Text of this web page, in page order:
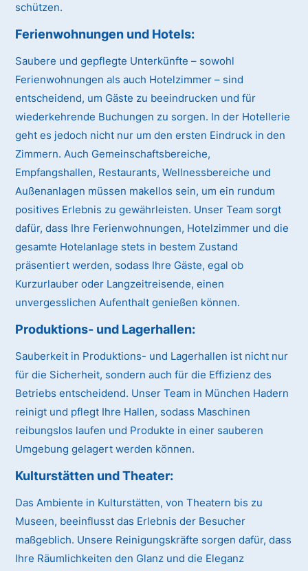
schützen.
Ferienwohnungen und Hotels:
Saubere und gepflegte Unterkünfte – sowohl
Ferienwohnungen als auch Hotelzimmer – sind
entscheidend, um Gäste zu beeindrucken und für
wiederkehrende Buchungen zu sorgen. In der Hotellerie
geht es jedoch nicht nur um den ersten Eindruck in den
Zimmern. Auch Gemeinschaftsbereiche,
Empfangshallen, Restaurants, Wellnessbereiche und
Außenanlagen müssen makellos sein, um ein rundum
positives Erlebnis zu gewährleisten. Unser Team sorgt
dafür, dass Ihre Ferienwohnungen, Hotelzimmer und die
gesamte Hotelanlage stets in bestem Zustand
präsentiert werden, sodass Ihre Gäste, egal ob
Kurzurlauber oder Langzeitreisende, einen
unvergesslichen Aufenthalt genießen können.
Produktions- und Lagerhallen:
Sauberkeit in Produktions- und Lagerhallen ist nicht nur
für die Sicherheit, sondern auch für die Effizienz des
Betriebs entscheidend. Unser Team in München Hadern
reinigt und pflegt Ihre Hallen, sodass Maschinen
reibungslos laufen und Produkte in einer sauberen
Umgebung gelagert werden können.
Kulturstätten und Theater:
Das Ambiente in Kulturstätten, von Theatern bis zu
Museen, beeinflusst das Erlebnis der Besucher
maßgeblich. Unsere Reinigungskräfte sorgen dafür, dass
Ihre Räumlichkeiten den Glanz und die Eleganz